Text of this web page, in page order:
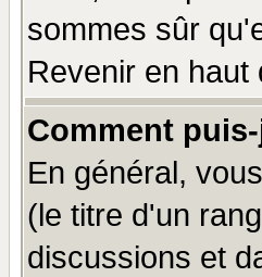
sommes sûr
Revenir en haut
Comment
En général,
(le titre d'un
discussions et